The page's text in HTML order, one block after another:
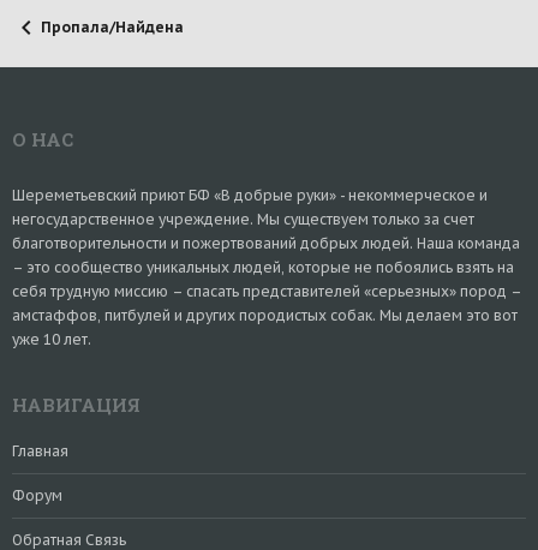
Пропала/Найдена
О НАС
Шереметьевский приют БФ «В добрые руки» - некоммерческое и
негосударственное учреждение. Мы существуем только за счет
благотворительности и пожертвований добрых людей. Наша команда
– это сообщество уникальных людей, которые не побоялись взять на
себя трудную миссию – спасать представителей «серьезных» пород –
амстаффов, питбулей и других породистых собак. Мы делаем это вот
уже 10 лет.
НАВИГАЦИЯ
Главная
Форум
Обратная Связь